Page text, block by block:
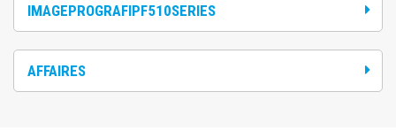
IMAGEPROGRAFIPF510SERIES
AFFAIRES